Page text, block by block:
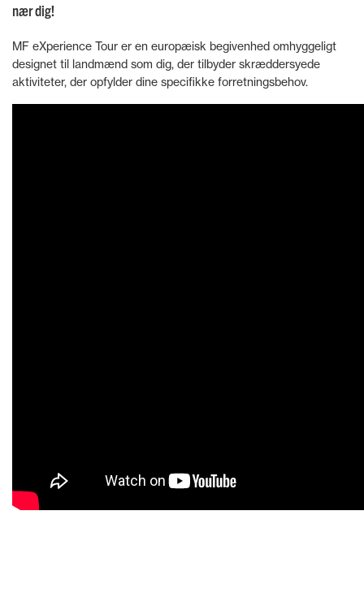
nær dig!
MF eXperience Tour er en europæisk begivenhed omhyggeligt
designet til landmænd som dig, der tilbyder skræddersyede
aktiviteter, der opfylder dine specifikke forretningsbehov.